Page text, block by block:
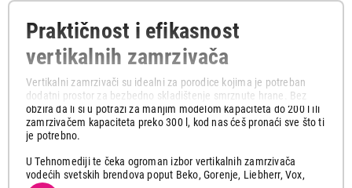
Praktičnost i efikasnost
vertikalnih zamrzivača
Vertikalni zamrzivači su idealni za porodice kojima je potreban
dodatni prostor za bezbedno skladištenje smrznute hrane. Bez
obzira da li si u potrazi za manjim modelom kapaciteta do 200 l ili
zamrzivačem kapaciteta preko 300 l, kod nas ćeš pronaći sve što ti
je potrebno.
U Tehnomediji te čeka ogroman izbor vertikalnih zamrzivača
vodećih svetskih brendova poput Beko, Gorenje, Liebherr, Vox,